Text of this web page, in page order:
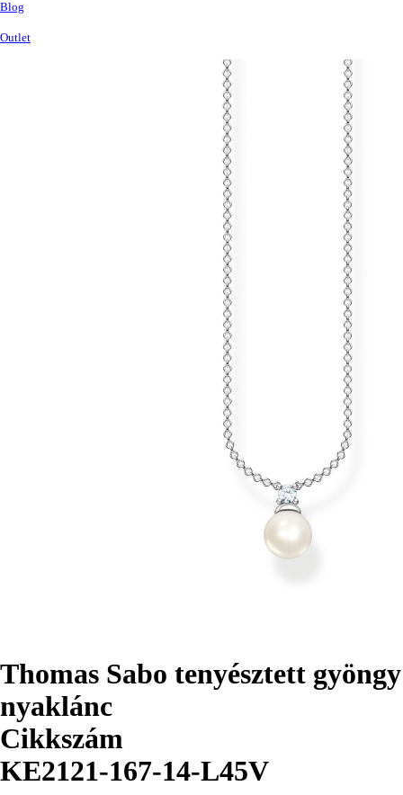
Blog
Outlet
Thomas Sabo tenyésztett gyöngy
nyaklánc
Cikkszám
KE2121-167-14-L45V